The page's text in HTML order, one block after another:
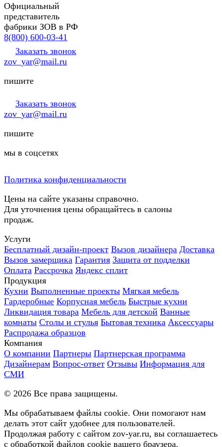
Официальный
представитель
фабрики ЗОВ в РФ
8(800) 600-03-41
Заказать звонок
zov_yar@mail.ru
пишите
Заказать звонок
zov_yar@mail.ru
пишите
мы в соцсетях
Политика конфиденциальности
Цены на сайте указаны справочно.
Для уточнения цены обращайтесь в салоны
продаж.
Услуги
Бесплатный дизайн-проект Вызов дизайнера Доставка
Вызов замерщика Гарантия Защита от подделки
Оплата Рассрочка Яндекс сплит
Продукция
Кухни Выполненные проекты Мягкая мебель
Гардеробные Корпусная мебель Быстрые кухни
Ликвидация товара Мебель для детской Ванные
комнаты Столы и стулья Бытовая техника Аксессуары
Распродажа образцов
Компания
О компании Партнеры Партнерская программа
Дизайнерам Вопрос-ответ Отзывы Информация для
СМИ
© 2026 Все права защищены.
Мы обрабатываем файлы cookie. Они помогают нам
делать этот сайт удобнее для пользователей.
Продолжая работу с сайтом zov-yar.ru, вы соглашаетесь
с обработкой файлов cookie вашего браузера.